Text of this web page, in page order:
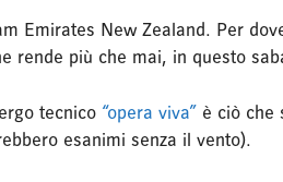
Emirates New Zealand. Per
rende più che mai, in questo
tecnico “opera viva” è ciò che
esanimi senza il vento).